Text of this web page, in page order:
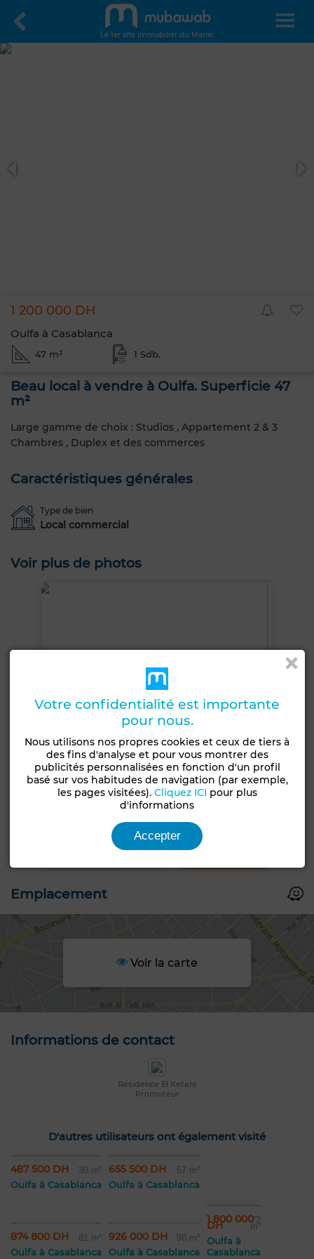
Le 1er site immobilier du Maroc
1 200 000 DH
Oulfa à Casablanca
47 m² 1 Sdb.
Beau local à vendre à Oulfa. Superficie 47
m²
Large gamme de choix : Studios , Appartement 2 & 3
Chambres , Duplex et des commerces
Caractéristiques générales
Type de bien
Local commercial
Voir plus de photos
+16 PHOTOS
Emplacement
Voir la carte
Informations de contact
Résidence El Ketani
Promoteur
D'autres utilisateurs ont également visité
487 500 DH 30 m²
Oulfa à Casablanca
655 500 DH 57 m²
Oulfa à Casablanca
874 800 DH 81 m²
Oulfa à Casablanca
926 000 DH 98 m²
Oulfa à Casablanca
1 800 000
DH 72
m²
Oulfa à
Casablanca
Votre confidentialité est importante
pour nous.
Nous utilisons nos propres cookies et ceux de tiers à
des fins d'analyse et pour vous montrer des
publicités personnalisées en fonction d'un profil
basé sur vos habitudes de navigation (par exemple,
les pages visitées). Cliquez ICI pour plus
d'informations
Accepter